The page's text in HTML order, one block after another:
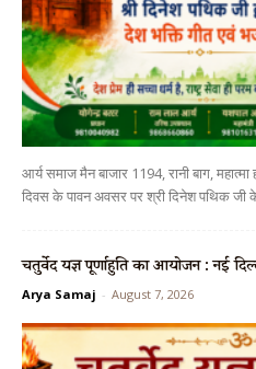
आर्य समाज मैन बाजार 1194, रानी बाग,
दिवस के पावन अवसर पर श्री दिनेश पथिक जी के
चतुर्वेद यज्ञ पूर्णाहुति का आयोजन : नई
Arya Samaj - August 7, 2026